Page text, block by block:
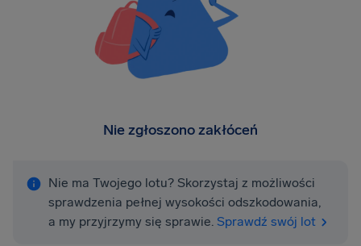
Nie zgłoszono zakłóceń
Nie ma Twojego lotu? Skorzystaj z możliwości
sprawdzenia pełnej wysokości odszkodowania,
a my przyjrzymy się sprawie. Sprawdź swój lot